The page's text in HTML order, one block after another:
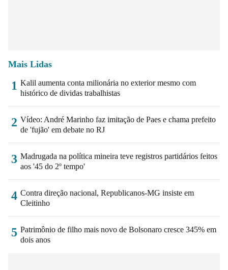
Mais Lidas
1 Kalil aumenta conta milionária no exterior mesmo com
histórico de dividas trabalhistas
2 Vídeo: André Marinho faz imitação de Paes e chama prefeito
de 'fujão' em debate no RJ
3 Madrugada na política mineira teve registros partidários feitos
aos '45 do 2º tempo'
4 Contra direção nacional, Republicanos-MG insiste em
Cleitinho
5 Patrimônio de filho mais novo de Bolsonaro cresce 345% em
dois anos